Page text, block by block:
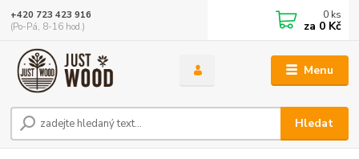
Menu
Hledat
+420 723 423 916
(Po-Pá, 8-16 hod.)
0 ks
za 0 Kč